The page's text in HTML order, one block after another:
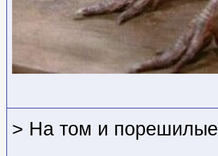
> На том и порешилые